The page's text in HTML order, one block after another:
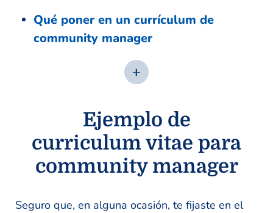
Qué poner en un currículum de
community manager
Ejemplo de
curriculum vitae para
community manager
Seguro que, en alguna ocasión, te fijaste en el